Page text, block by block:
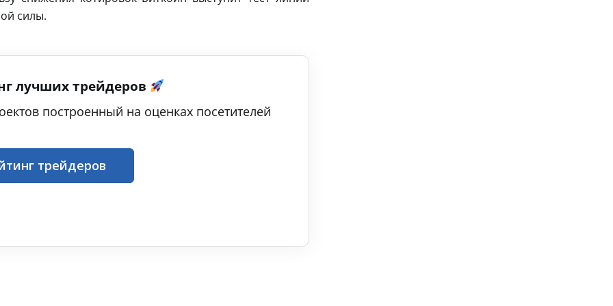
силы.
лучших трейдеров
построенный на оценках посетителей
трейдеров